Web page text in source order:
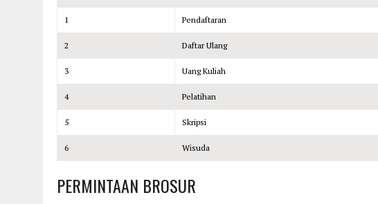
1 Pendaftaran
2 Daftar Ulang
3 Uang Kuliah
4 Pelatihan
5 Skripsi
6 Wisuda
PERMINTAAN BROSUR